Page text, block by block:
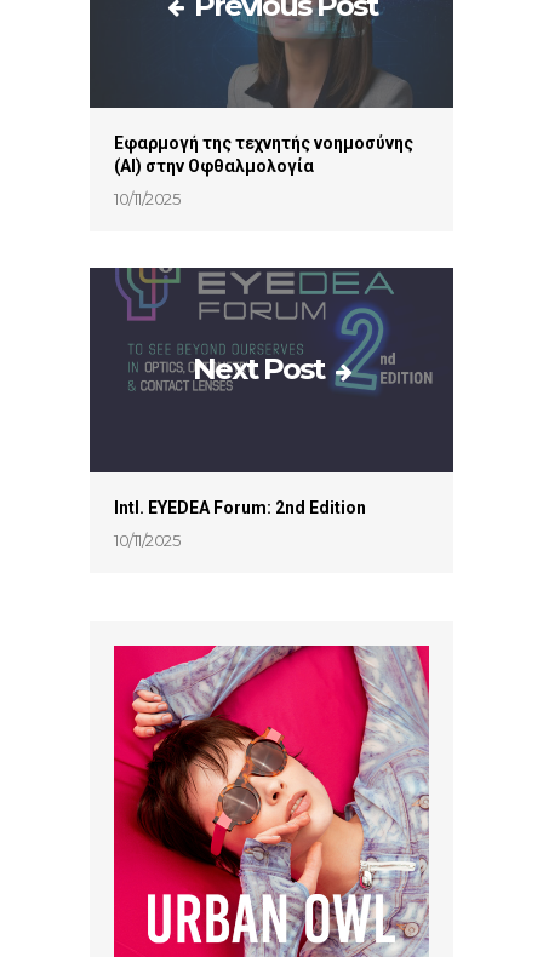
Εφαρμογή της τεχνητής νοημοσύνης
(ΑΙ) στην Οφθαλμολογία
10/11/2025
Next Post
Intl. ΕYEDEA Forum: 2nd Edition
10/11/2025